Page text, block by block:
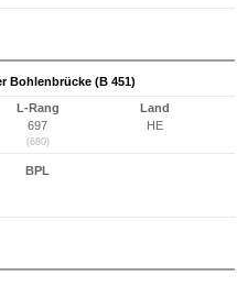
Bohlenbrücke (B 451)
L-Rang
697
(680)
Land
HE
BPL